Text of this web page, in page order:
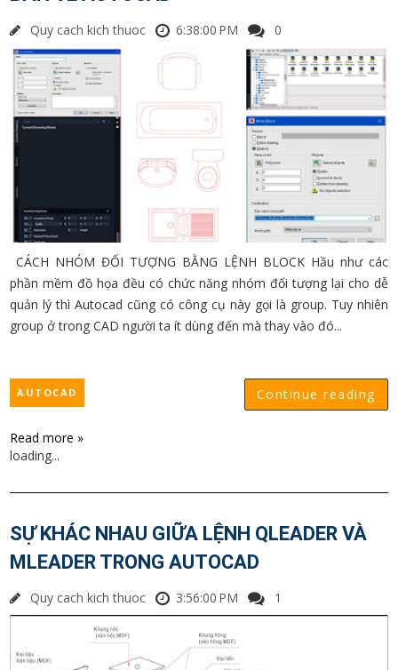
Quy cach kich thuoc 6:38:00 PM 0
CÁCH NHÓM ĐỐI TƯỢNG BẰNG LỆNH BLOCK Hầu như các
phần mềm đồ họa đều có chức năng nhóm đối tượng lại cho dễ
quản lý thì Autocad cũng có công cụ này gọi là group. Tuy nhiên
group ở trong CAD người ta ít dùng đến mà thay vào đó...
Continue reading
AUTOCAD
Read more »
loading...
SỰ KHÁC NHAU GIỮA LỆNH QLEADER VÀ
MLEADER TRONG AUTOCAD
Quy cach kich thuoc 3:56:00 PM 1